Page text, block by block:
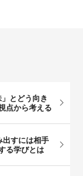
」とどう向き
点から考える
出すには相手
る学びとは